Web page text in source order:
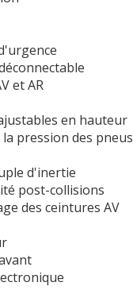
et AR
en hauteur
pression des pneus
d'inertie
post-collisions
des ceintures AV